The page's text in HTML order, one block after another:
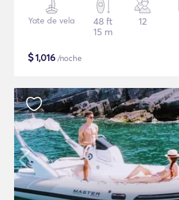
Yate de vela
48 ft
15 m
12
$1,016 /noche